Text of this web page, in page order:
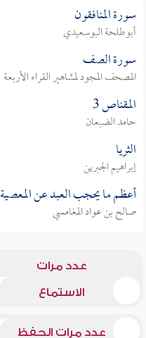
سورة المنافقون
أبوطلحة البوسعيدي
سورة الصف
المصحف المجود لمشاهير القراء الأربعة
المقناص 3
حامد الضبعان
الثريا
إبراهيم الجبرين
أعظم ما يحجب العبد عن المعصية
صالح بن عواد المغامسي
عدد مرات
الاستماع
عدد مرات الحفظ